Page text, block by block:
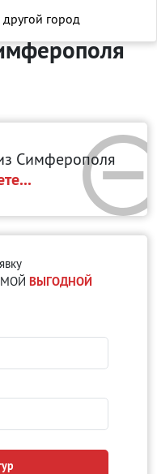
город
Симферополя
ВЫГОДНОЙ